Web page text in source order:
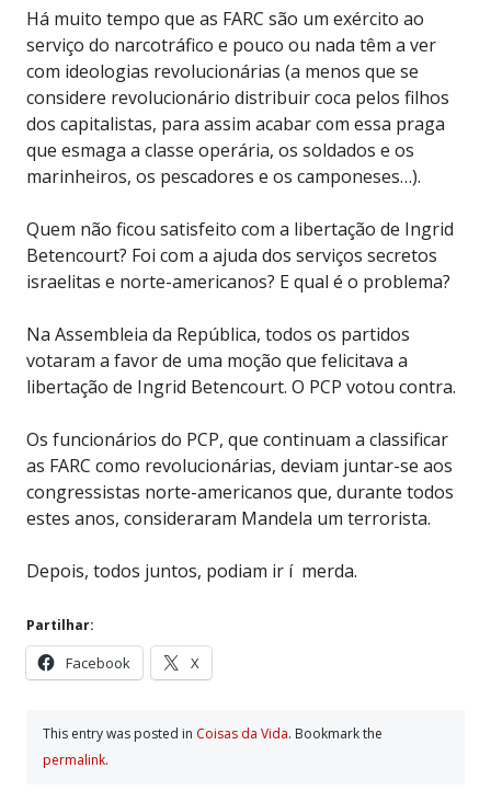
Há muito tempo que as FARC são um exército ao
serviço do narcotráfico e pouco ou nada têm a ver
com ideologias revolucionárias (a menos que se
considere revolucionário distribuir coca pelos filhos
dos capitalistas, para assim acabar com essa praga
que esmaga a classe operária, os soldados e os
marinheiros, os pescadores e os camponeses…).
Quem não ficou satisfeito com a libertação de Ingrid
Betencourt? Foi com a ajuda dos serviços secretos
israelitas e norte-americanos? E qual é o problema?
Na Assembleia da República, todos os partidos
votaram a favor de uma moção que felicitava a
libertação de Ingrid Betencourt. O PCP votou contra.
Os funcionários do PCP, que continuam a classificar
as FARC como revolucionárias, deviam juntar-se aos
congressistas norte-americanos que, durante todos
estes anos, consideraram Mandela um terrorista.
Depois, todos juntos, podiam ir í merda.
Partilhar:
Facebook X
This entry was posted in Coisas da Vida. Bookmark the
permalink.